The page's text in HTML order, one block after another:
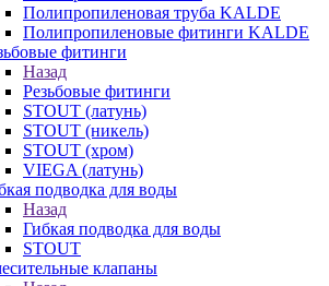
Полипропиленовая труба KALDE
Полипропиленовые фитинги KALDE
фитинги
Назад
Резьбовые фитинги
STOUT (латунь)
STOUT (никель)
STOUT (хром)
VIEGA (латунь)
подводка для воды
Назад
Гибкая подводка для воды
STOUT
клапаны